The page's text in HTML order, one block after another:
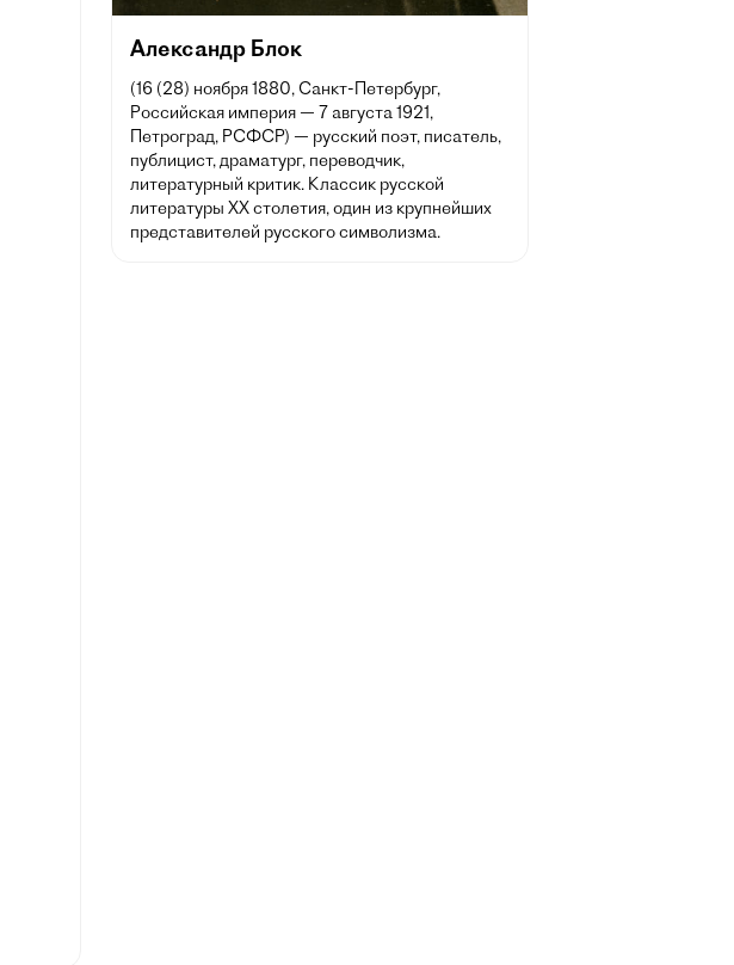
Александр Блок
(16 (28) ноября 1880, Санкт-Петербург,
Российская империя — 7 августа 1921,
Петроград, РСФСР) — русский поэт, писатель,
публицист, драматург, переводчик,
литературный критик. Классик русской
литературы XX столетия, один из крупнейших
представителей русского символизма.